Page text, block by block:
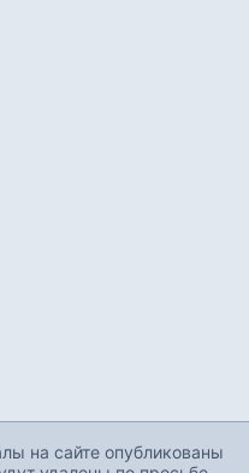
на сайте опубликованы